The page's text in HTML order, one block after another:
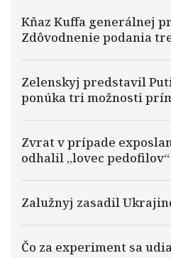
Kňaz Kuffa generálnej
Zdôvodnenie podania
Zelenskyj predstavil
ponúka tri možnosti
Zvrat v prípade
odhalil „lovec pedofilov“
Zalužnyj zasadil
Čo za experiment sa